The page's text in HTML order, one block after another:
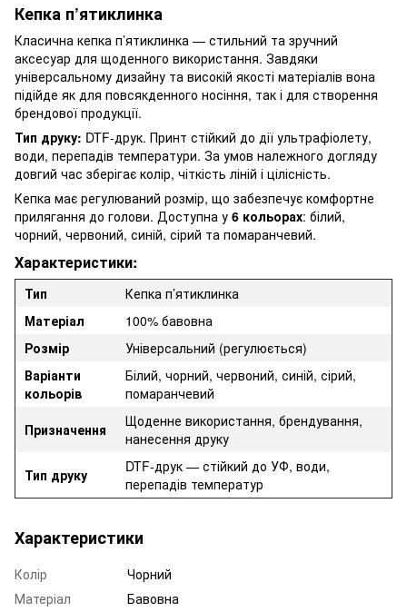
Кепка п’ятиклинка
Класична кепка п’ятиклинка — стильний та зручний
аксесуар для щоденного використання. Завдяки
універсальному дизайну та високій якості матеріалів вона
підійде як для повсякденного носіння, так і для створення
брендової продукції.
Тип друку: DTF-друк. Принт стійкий до дії ультрафіолету,
води, перепадів температури. За умов належного догляду
довгий час зберігає колір, чіткість ліній і цілісність.
Кепка має регулюваний розмір, що забезпечує комфортне
прилягання до голови. Доступна у 6 кольорах: білий,
чорний, червоний, синій, сірий та помаранчевий.
Характеристики:
Тип
Кепка п’ятиклинка
Матеріал
100% бавовна
Розмір
Універсальний (регулюється)
Варіанти
кольорів
Білий, чорний, червоний, синій, сірий,
помаранчевий
Призначення
Щоденне використання, брендування,
нанесення друку
Тип друку
DTF-друк — стійкий до УФ, води,
перепадів температур
Характеристики
Колір
Чорний
Матеріал
Бавовна